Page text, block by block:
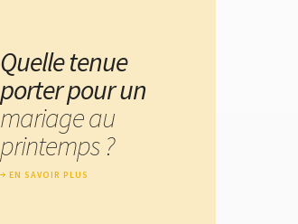
Quelle tenue
porter pour un
mariage au
printemps ?
EN SAVOIR PLUS